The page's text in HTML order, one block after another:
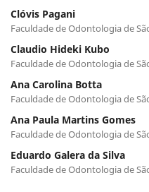
Clóvis Pagani
Faculdade de Odontologia de
Claudio Hideki Kubo
Faculdade de Odontologia de
Ana Carolina Botta
Faculdade de Odontologia de
Ana Paula Martins Gomes
Faculdade de Odontologia de
Eduardo Galera da Silva
Faculdade de Odontologia de